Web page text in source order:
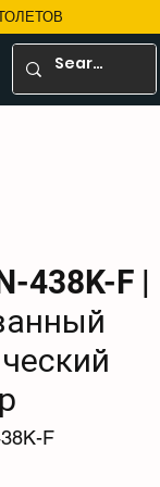
438K-F |
F